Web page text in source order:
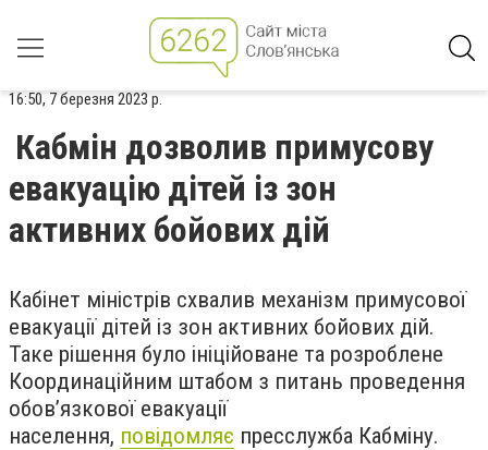
16:50, 7 березня 2023 р.
Кабмін дозволив примусову
евакуацію дітей із зон
активних бойових дій
Кабінет міністрів схвалив механізм примусової
евакуації дітей із зон активних бойових дій.
Таке рішення було ініційоване та розроблене
Координаційним штабом з питань проведення
обов’язкової евакуації
населення, повідомляє пресслужба Кабміну.